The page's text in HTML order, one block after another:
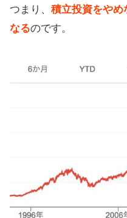
つまり、 積立投資をやめ
なるのです。